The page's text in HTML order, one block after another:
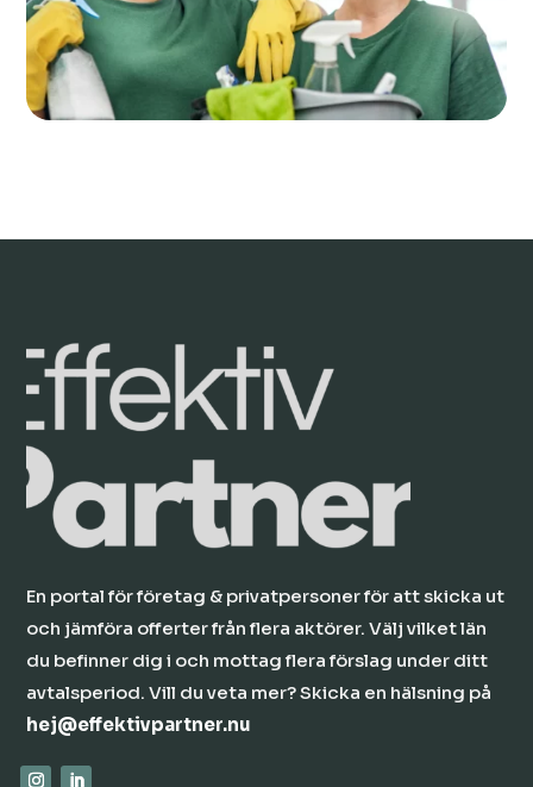
En portal för företag & privatpersoner för att skicka ut
och jämföra offerter från flera aktörer. Välj vilket län
du befinner dig i och mottag flera förslag under ditt
avtalsperiod. Vill du veta mer? Skicka en hälsning på
hej@effektivpartner.nu